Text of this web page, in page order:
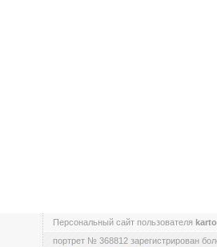
Персональный сайт пользователя
портрет № 368812 зарегистрирован